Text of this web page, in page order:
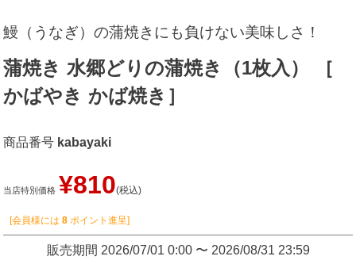
鰻（うなぎ）の蒲焼きにも負けない美味しさ！
蒲焼き 水郷どりの蒲焼き（1枚入） ［
かばやき かば焼き］
商品番号 kabayaki
当店特別価格 ¥810 税込
[会員様には 8 ポイント進呈]
販売期間 2026/07/01 0:00 〜 2026/08/31 23:59